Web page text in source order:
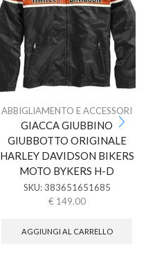
ABBIGLIAMENTO E ACCESSORI
GIACCA GIUBBINO
GIUBBOTTO ORIGINALE
HARLEY DAVIDSON BIKERS
MOTO BYKERS H-D
SKU: 383651651685
€ 149.00
AGGIUNGI AL CARRELLO